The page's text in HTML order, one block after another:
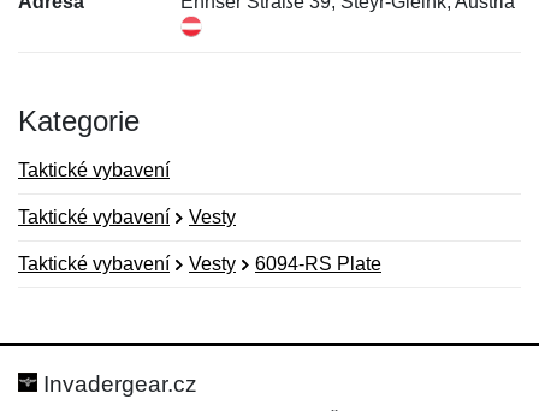
Kategorie
Taktické vybavení
Taktické vybavení Vesty
Taktické vybavení Vesty 6094-RS Plate
Hodnocení:
Jméno:
Invadergear.cz